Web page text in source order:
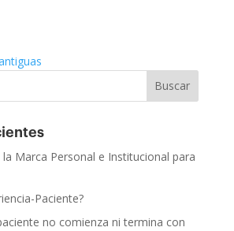
Marca Personal e Institucional para
Paciente?
no comienza ni termina con